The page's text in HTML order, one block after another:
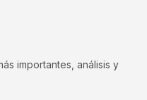
importantes, análisis y